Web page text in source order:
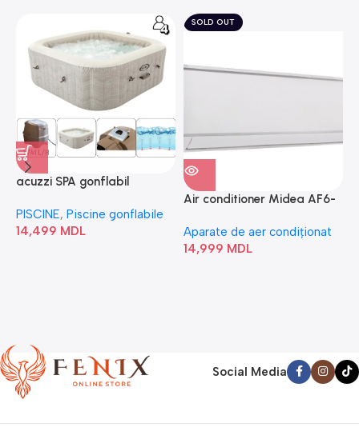
acuzzi SPA gonflabil
Bubble” 28446
PISCINE, Piscine gonflabile
14,499 MDL
SOLD OUT
Air conditioner Midea AF6-
Aparate de aer condiționat
14,999 MDL
Social Media